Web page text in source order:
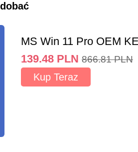
MS Win 11 Pro OEM
139.48 PLN 866.81 PLN
Kup Teraz